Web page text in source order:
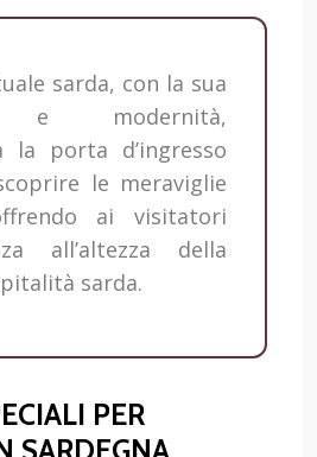
sarda, con la sua
e modernità,
la porta d’ingresso
le meraviglie
ai visitatori
all’altezza della
sarda.
PER
SARDEGNA